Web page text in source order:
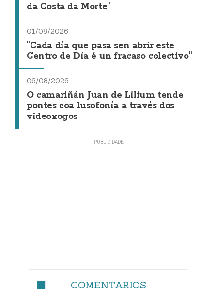
da Costa da Morte"
01/08/2026
"Cada día que pasa sen abrir este
Centro de Día é un fracaso colectivo"
06/08/2026
O camariñán Juan de Lilium tende
pontes coa lusofonía a través dos
videoxogos
COMENTARIOS